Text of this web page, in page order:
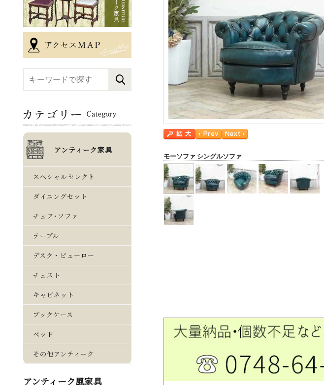
モーソファ シングルソファ